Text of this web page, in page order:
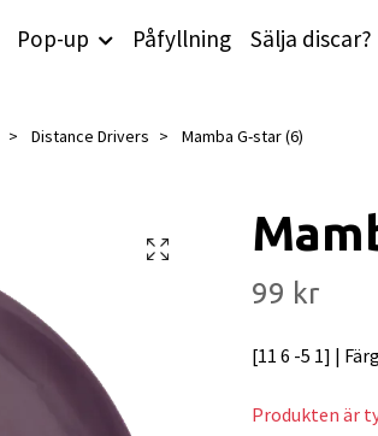
Pop-up Påfyllning Sälja discar?
Distance Drivers Mamba G-star (6)
99 kr
[11 6 -5 1] |
Produkten är